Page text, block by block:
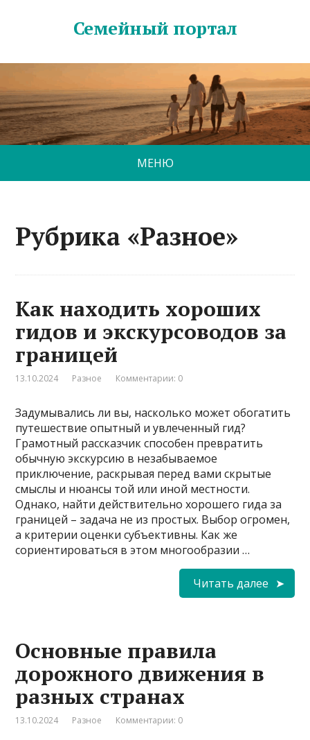
Семейный портал
МЕНЮ
Рубрика «Разное»
Как находить хороших
гидов и экскурсоводов за
границей
13.10.2024 Разное Комментарии: 0
Задумывались ли вы, насколько может обогатить
путешествие опытный и увлеченный гид?
Грамотный рассказчик способен превратить
обычную экскурсию в незабываемое
приключение, раскрывая перед вами скрытые
смыслы и нюансы той или иной местности.
Однако, найти действительно хорошего гида за
границей – задача не из простых. Выбор огромен,
а критерии оценки субъективны. Как же
сориентироваться в этом многообразии …
Читать далее
Основные правила
дорожного движения в
разных странах
13.10.2024 Разное Комментарии: 0